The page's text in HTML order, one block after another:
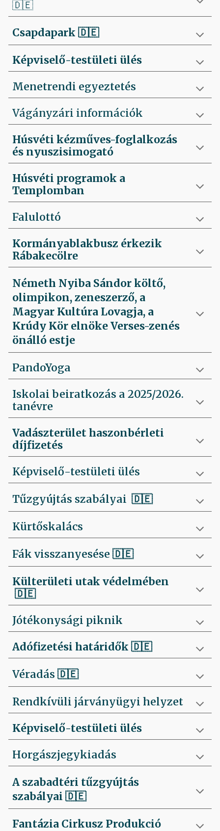
🇩🇪
Csapdapark 🇩🇪
Képviselő-testületi ülés
Menetrendi egyeztetés
Vágányzári információk
Húsvéti kézműves-foglalkozás
és nyuszisimogató
Húsvéti programok a
Templomban
Falulottó
Kormányablakbusz érkezik
Rábakecölre
Németh Nyiba Sándor költő,
olimpikon, zeneszerző, a
Magyar Kultúra Lovagja, a
Krúdy Kör elnöke Verses-zenés
önálló estje
PandoYoga
Iskolai beiratkozás a 2025/2026.
tanévre
Vadászterület haszonbérleti
díjfizetés
Képviselő-testületi ülés
Tűzgyújtás szabályai🇩🇪
Kürtőskalács
Fák visszanyesése🇩🇪
Külterületi utak védelmében
🇩🇪
Jótékonysági piknik
Adófizetési határidők🇩🇪
Véradás🇩🇪
Rendkívüli járványügyi helyzet
Képviselő-testületi ülés
Horgászjegykiadás
A szabadtéri tűzgyújtás
szabályai 🇩🇪
Fantázia Cirkusz Produkció